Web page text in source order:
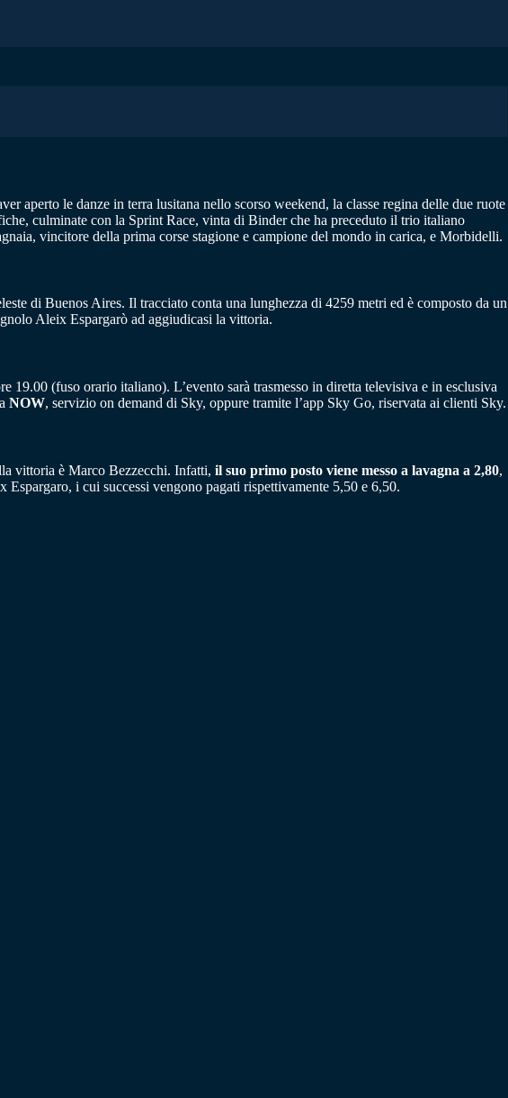
aperto le danze in terra lusitana nello scorso weekend, la classe regina delle due ruote
culminate con la Sprint Race, vinta di Binder che ha preceduto il trio italiano
vincitore della prima corse stagione e campione del mondo in carica, e Morbidelli.
di Buenos Aires. Il tracciato conta una lunghezza di 4259 metri ed è composto da un
Aleix Espargarò ad aggiudicasi la vittoria.
19.00 (fuso orario italiano). L’evento sarà trasmesso in diretta televisiva e in esclusiva
NOW, servizio on demand di Sky, oppure tramite l’app Sky Go, riservata ai clienti Sky.
vittoria è Marco Bezzecchi. Infatti, il suo primo posto viene messo a lavagna a 2,80,
i cui successi vengono pagati rispettivamente 5,50 e 6,50.